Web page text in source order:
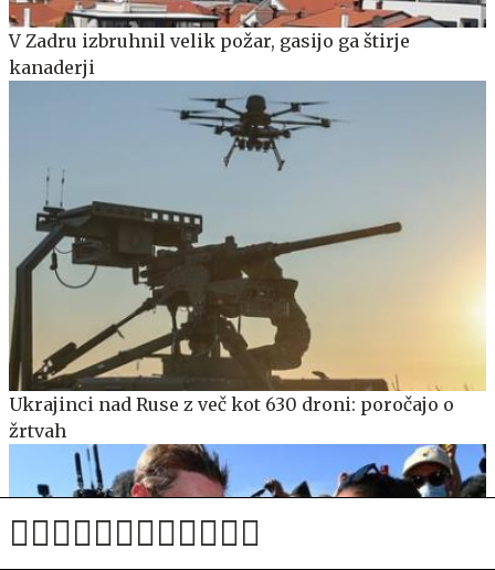
V Zadru izbruhnil velik požar, gasijo ga štirje
kanaderji
Ukrajinci nad Ruse z več kot 630 droni: poročajo o
žrtvah